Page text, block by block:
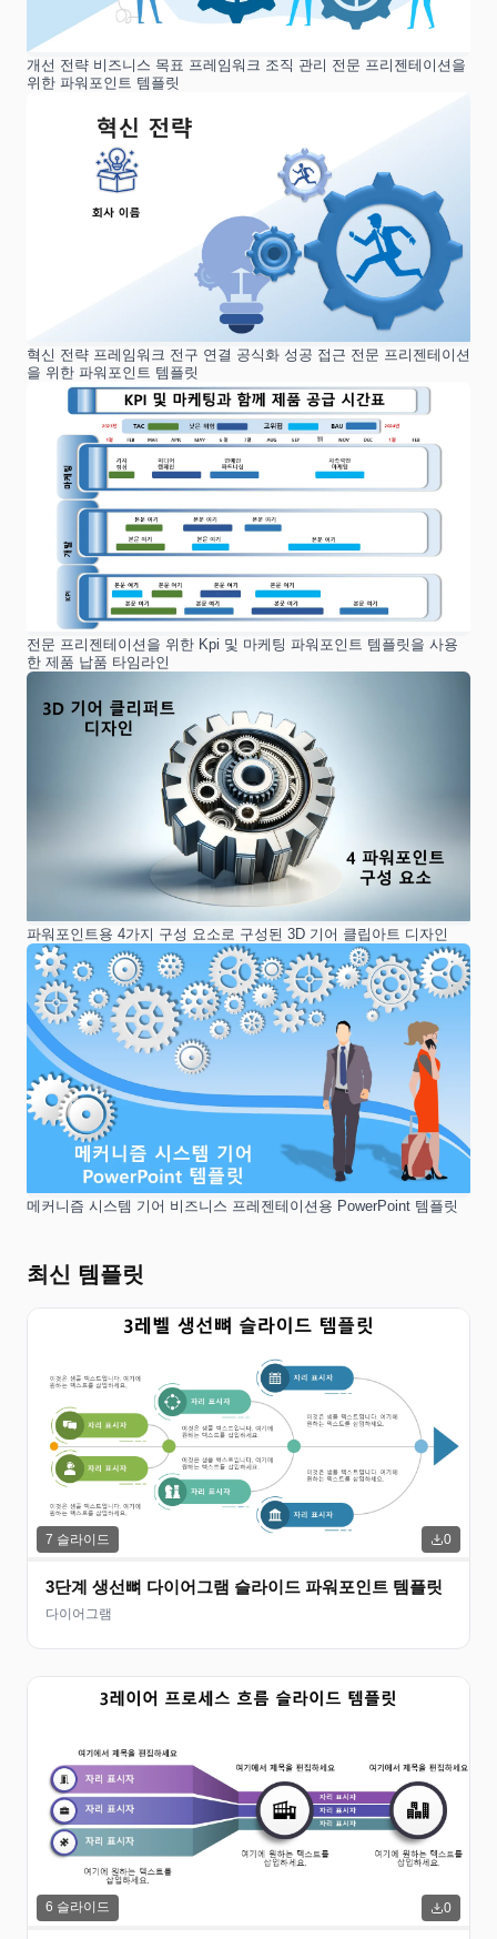
개선 전략 비즈니스 목표 프레임워크 조직 관리 전문 프리젠테이션을
위한 파워포인트 템플릿
혁신 전략 프레임워크 전구 연결 공식화 성공 접근 전문 프리젠테이션
을 위한 파워포인트 템플릿
전문 프리젠테이션을 위한 Kpi 및 마케팅 파워포인트 템플릿을 사용
한 제품 납품 타임라인
파워포인트용 4가지 구성 요소로 구성된 3D 기어 클립아트 디자인
메커니즘 시스템 기어 비즈니스 프레젠테이션용 PowerPoint 템플릿
최신 템플릿
7 슬라이드 0
3단계 생선뼈 다이어그램 슬라이드 파워포인트 템플릿
다이어그램
6 슬라이드 0